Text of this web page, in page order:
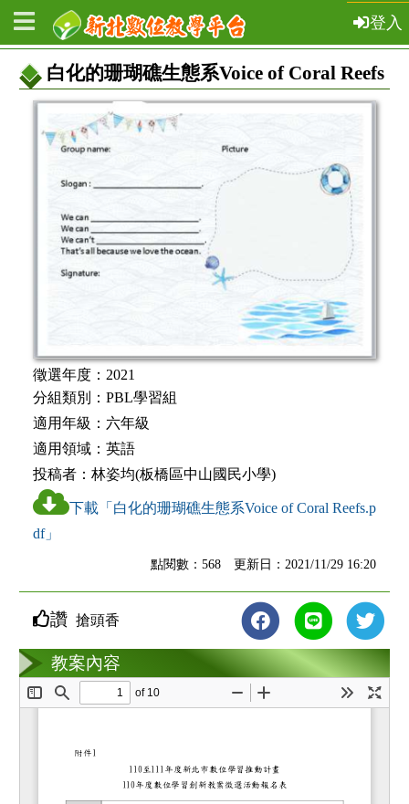
登入
白化的珊瑚礁生態系Voice of Coral Reefs
案
徵選年度： 2021
分組類別： PBL學習組
適用年級： 六年級
適用領域： 英語
投稿者： 林姿均(板橋區中山國民小學)
下載「白化的珊瑚礁生態系Voice of Coral Reefs.p
df」
點閱數：568 更新日：2021/11/29 16:20
教案互動
讚 搶頭香
教案內容